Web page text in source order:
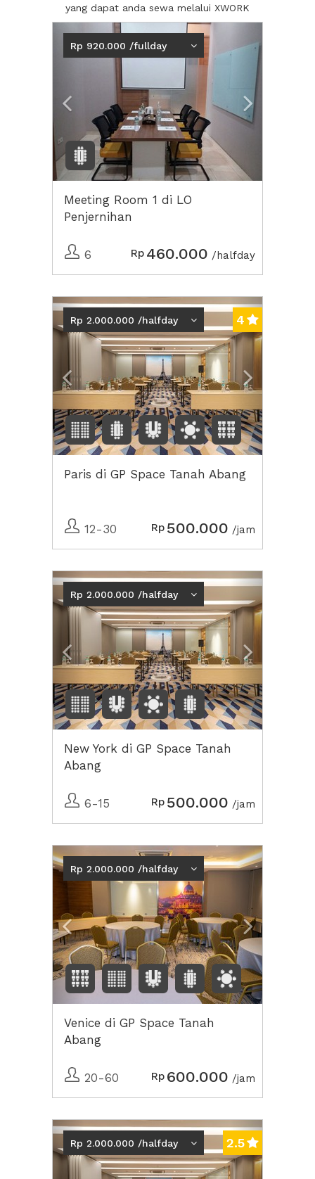
yang dapat anda sewa melalui XWORK
Previous
Rp 920.000 /fullday
Meeting Room 1 di LO
Penjernihan
6 Rp 460.000 /halfday
Previous Next2
Rp 2.000.000 /halfday 4
Paris di GP Space Tanah Abang
12-30 Rp 500.000 /jam
Previous Next2
Rp 2.000.000 /halfday
New York di GP Space Tanah
Abang
6-15 Rp 500.000 /jam
Previous Next2
Rp 2.000.000 /halfday
Venice di GP Space Tanah
Abang
20-60 Rp 600.000 /jam
Previous Next2
Rp 2.000.000 /halfday 2.5